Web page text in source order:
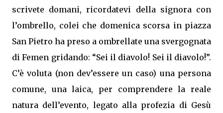
scrivete domani, ricordatevi della signora con
l’ombrello, colei che domenica scorsa in piazza
San Pietro ha preso a ombrellate una svergognata
di Femen gridando: “Sei il diavolo! Sei il diavolo!”.
C’è voluta (non dev’essere un caso) una persona
comune, una laica, per comprendere la reale
natura dell’evento, legato alla profezia di Gesù